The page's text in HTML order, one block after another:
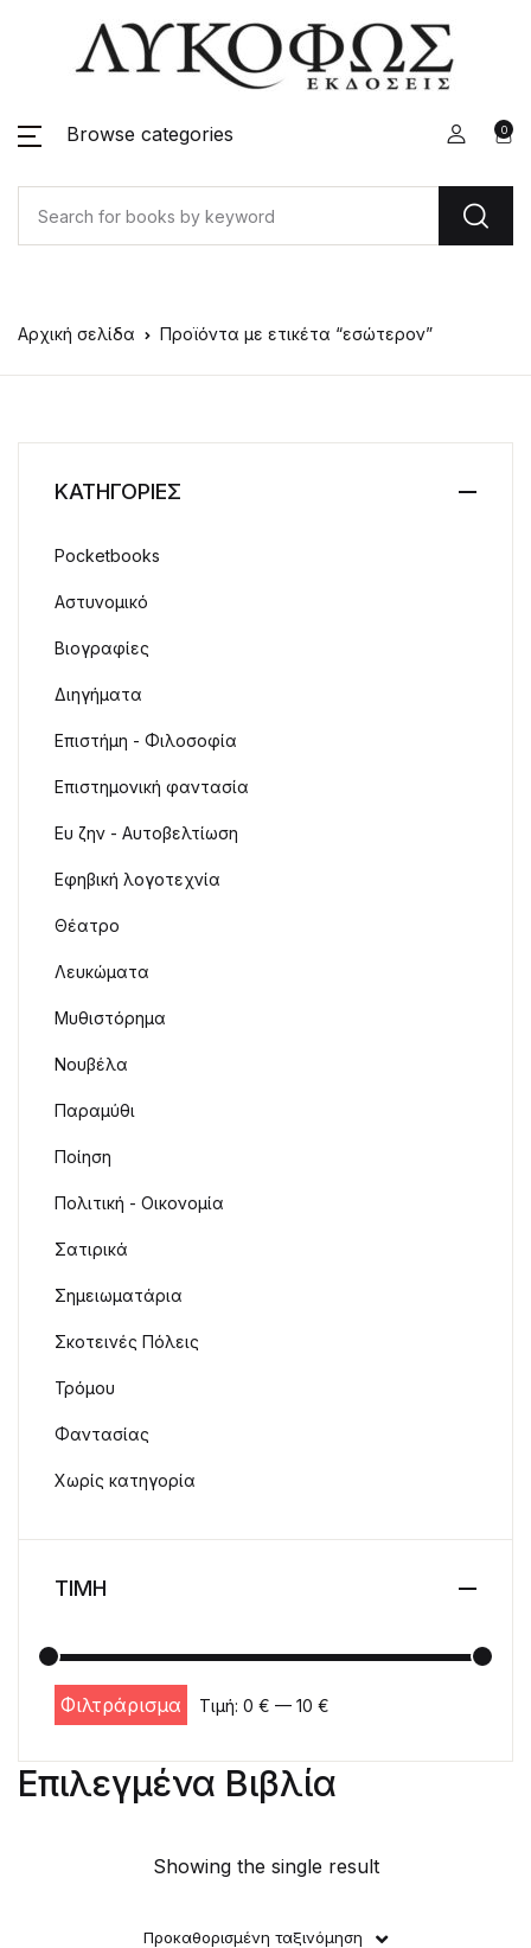
Browse categories 0
Αρχική σελίδα Προϊόντα με ετικέτα “εσώτερον”
Επιλεγμένα Βιβλία
Showing the single result
Προκαθορισμένη ταξινόμηση
ΚΑΤΗΓΟΡΙΕΣ
Pocketbooks
Αστυνομικό
Βιογραφίες
Διηγήματα
Επιστήμη - Φιλοσοφία
Επιστημονική φαντασία
Ευ ζην - Αυτοβελτίωση
Εφηβική λογοτεχνία
Θέατρο
Λευκώματα
Μυθιστόρημα
Νουβέλα
Παραμύθι
Ποίηση
Πολιτική - Οικονομία
Σατιρικά
Σημειωματάρια
Σκοτεινές Πόλεις
Τρόμου
Φαντασίας
Χωρίς κατηγορία
ΤΙΜΗ
Ελάχιστη τιμή
Μέγιστη τιμή
Φιλτράρισμα Τιμή: 0 € — 10 €